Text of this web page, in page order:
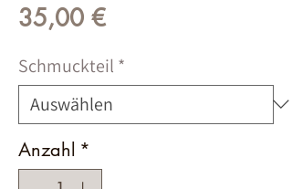
35,00 €Preis
Schmuckteil *
Anzahl *